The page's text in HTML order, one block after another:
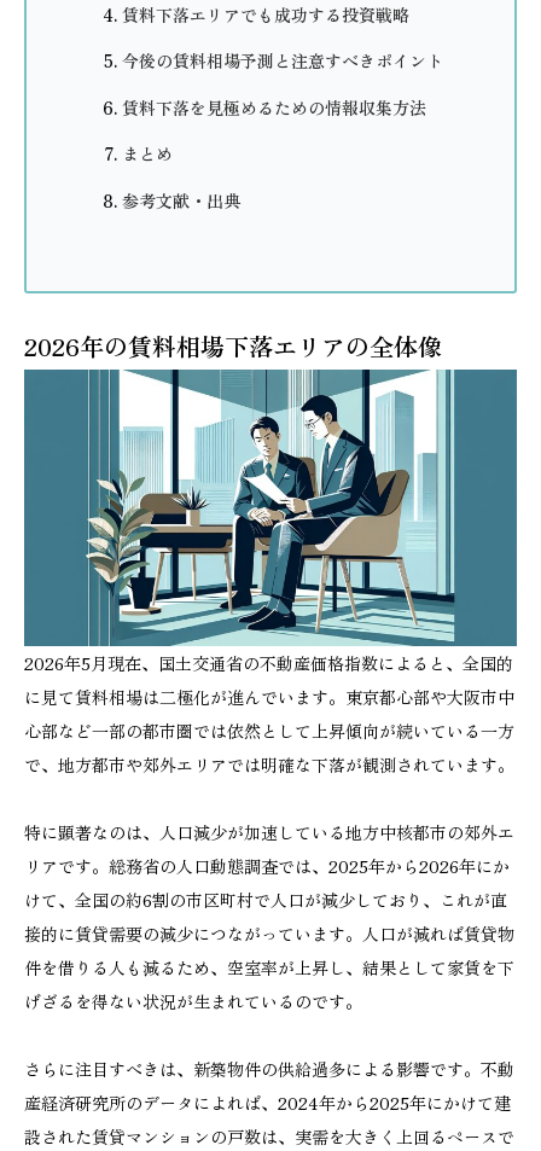
賃料下落エリアでも成功する投資戦略
今後の賃料相場予測と注意すべきポイント
賃料下落を見極めるための情報収集方法
まとめ
参考文献・出典
2026年の賃料相場下落エリアの全体像
2026年5月現在、国土交通省の不動産価格指数によると、全国的
に見て賃料相場は二極化が進んでいます。東京都心部や大阪市中
心部など一部の都市圏では依然として上昇傾向が続いている一方
で、地方都市や郊外エリアでは明確な下落が観測されています。
特に顕著なのは、人口減少が加速している地方中核都市の郊外エ
リアです。総務省の人口動態調査では、2025年から2026年にか
けて、全国の約6割の市区町村で人口が減少しており、これが直
接的に賃貸需要の減少につながっています。人口が減れば賃貸物
件を借りる人も減るため、空室率が上昇し、結果として家賃を下
げざるを得ない状況が生まれているのです。
さらに注目すべきは、新築物件の供給過多による影響です。不動
産経済研究所のデータによれば、2024年から2025年にかけて建
設された賃貸マンションの戸数は、実需を大きく上回るペースで